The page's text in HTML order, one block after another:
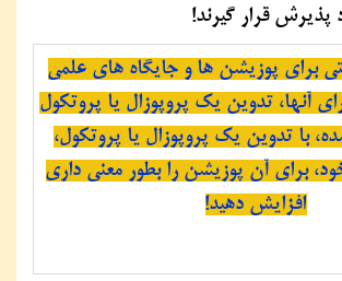
پذیرش قرار گیرند!
برای پوزیشن ها و جایگاه های علمی
آنها، تدوین یک پروپوزال یا پروتکول
با تدوین یک پروپوزال یا پروتکول،
برای آن پوزیشن را بطور معنی داری
افزایش دهید!